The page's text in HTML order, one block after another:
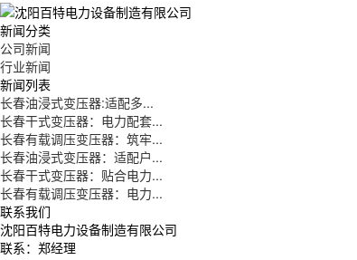
新闻分类
公司新闻
行业新闻
新闻列表
长春油浸式变压器:适配多...
长春干式变压器：电力配套...
长春有载调压变压器：筑牢...
长春油浸式变压器：适配户...
长春干式变压器：贴合电力...
长春有载调压变压器：电力...
联系我们
沈阳百特电力设备制造有限公司
联系：郑经理